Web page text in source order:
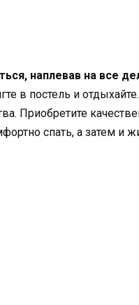
наплевав на все
в постель и
Приобретите
спать, а затем и